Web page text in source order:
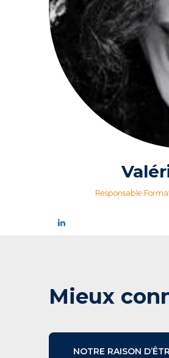
Responsable
Mieux
NOTRE RAISON